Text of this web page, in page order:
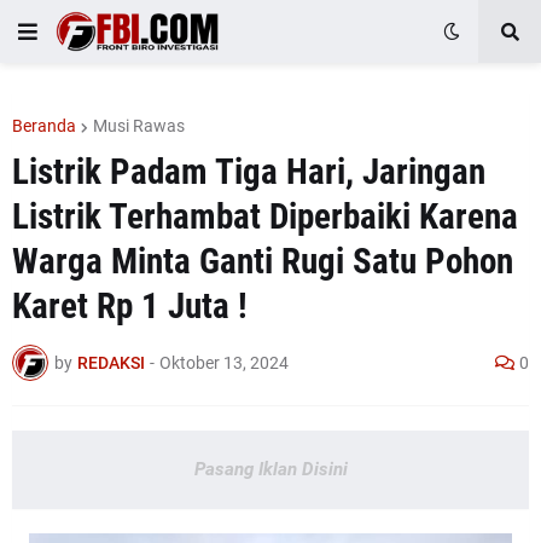
Beranda Musi Rawas
Listrik Padam Tiga Hari, Jaringan
Listrik Terhambat Diperbaiki Karena
Warga Minta Ganti Rugi Satu Pohon
Karet Rp 1 Juta !
by REDAKSI - Oktober 13, 2024 0
Pasang Iklan Disini